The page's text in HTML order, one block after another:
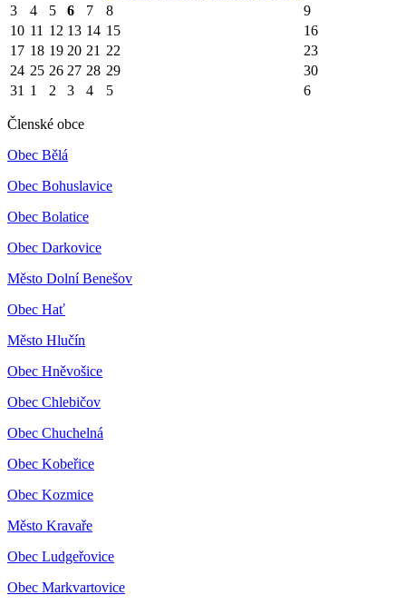
3 4 5 6 7 8
9
10 11 12 13 14 15
16
17 18 19 20 21 22
23
24 25 26 27 28 29
30
31 1 2 3 4 5 6
Členské obce
Obec Bělá
Obec Bohuslavice
Obec Bolatice
Obec Darkovice
Město Dolní Benešov
Obec Hať
Město Hlučín
Obec Hněvošice
Obec Chlebičov
Obec Chuchelná
Obec Kobeřice
Obec Kozmice
Město Kravaře
Obec Ludgeřovice
Obec Markvartovice